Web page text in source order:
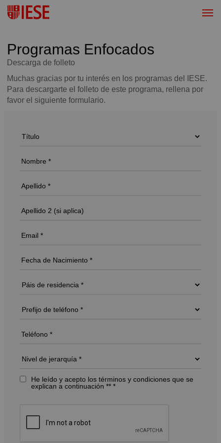
Programas Enfocados
Descarga de folleto
Muchas gracias por tu interés en los programas del IESE.
Para descargarte el folleto de este programa, rellena por
favor el siguiente formulario.
He leído y acepto los términos y condiciones que se
explican a continuación ** *